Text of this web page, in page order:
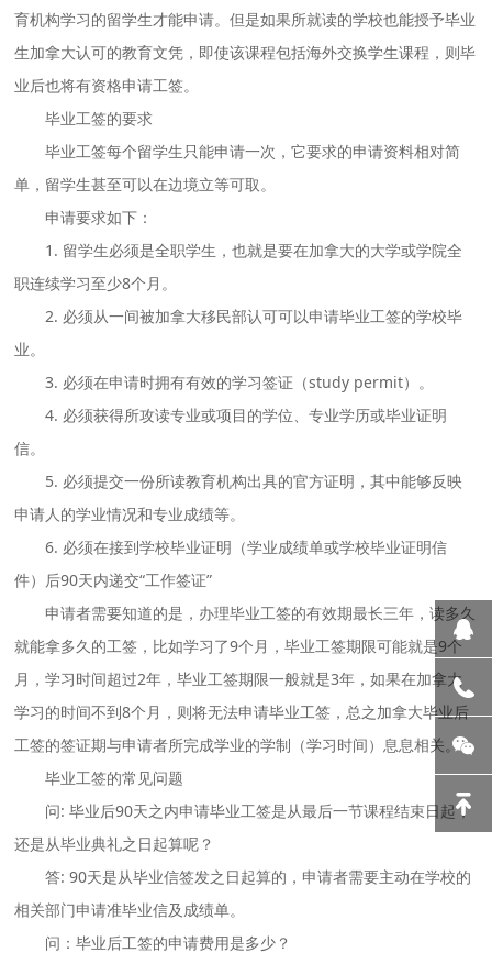
育机构学习的留学生才能申请。但是如果所就读的学校也能授予毕业
生加拿大认可的教育文凭，即使该课程包括海外交换学生课程，则毕
业后也将有资格申请工签。
毕业工签的要求
毕业工签每个留学生只能申请一次，它要求的申请资料相对简
单，留学生甚至可以在边境立等可取。
申请要求如下：
1. 留学生必须是全职学生，也就是要在加拿大的大学或学院全
职连续学习至少8个月。
2. 必须从一间被加拿大移民部认可可以申请毕业工签的学校毕
业。
3. 必须在申请时拥有有效的学习签证（study permit）。
4. 必须获得所攻读专业或项目的学位、专业学历或毕业证明
信。
5. 必须提交一份所读教育机构出具的官方证明，其中能够反映
申请人的学业情况和专业成绩等。
6. 必须在接到学校毕业证明（学业成绩单或学校毕业证明信
件）后90天内递交“工作签证”
申请者需要知道的是，办理毕业工签的有效期最长三年，读多久
就能拿多久的工签，比如学习了9个月，毕业工签期限可能就是9个
月，学习时间超过2年，毕业工签期限一般就是3年，如果在加拿大
学习的时间不到8个月，则将无法申请毕业工签，总之加拿大毕业后
工签的签证期与申请者所完成学业的学制（学习时间）息息相关。
毕业工签的常见问题
问: 毕业后90天之内申请毕业工签是从最后一节课程结束日起，
还是从毕业典礼之日起算呢？
答: 90天是从毕业信签发之日起算的，申请者需要主动在学校的
相关部门申请准毕业信及成绩单。
问：毕业后工签的申请费用是多少？